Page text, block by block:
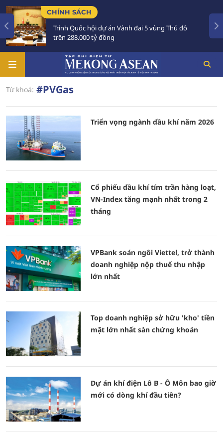
CHÍNH SÁCH
Trình Quốc hội dự án Vành đai 5 vùng Thủ đô
trên 288.000 tỷ đồng
Từ khoá: #PVGas
Triển vọng ngành dầu khí năm 2026
Cổ phiếu dầu khí tím trần hàng loạt,
VN-Index tăng mạnh nhất trong 2
tháng
VPBank soán ngôi Viettel, trở thành
doanh nghiệp nộp thuế thu nhập
lớn nhất
Top doanh nghiệp sở hữu 'kho' tiền
mặt lớn nhất sàn chứng khoán
Dự án khí điện Lô B - Ô Môn bao giờ
mới có dòng khí đầu tiên?